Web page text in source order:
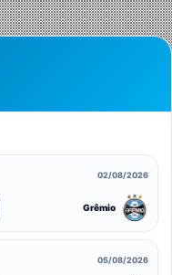
02/08/2026
Grêmio
05/08/2026